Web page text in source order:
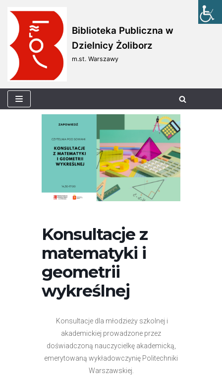
Skocz
do
treści
Biblioteka Publiczna w
Dzielnicy Żoliborz
m.st. Warszawy
Konsultacje z
matematyki i
geometrii
wykreślnej
Konsultacje dla młodzieży szkolnej i
akademickiej prowadzone przez
doświadczoną nauczycielkę akademicką,
emerytowaną wykładowczynię Politechniki
Warszawskiej.